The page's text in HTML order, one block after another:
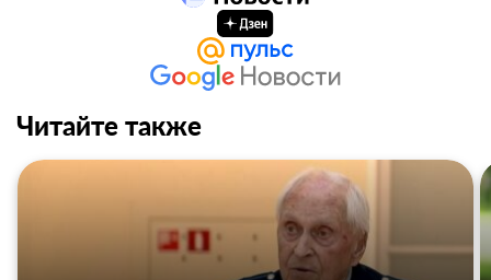
Читайте также